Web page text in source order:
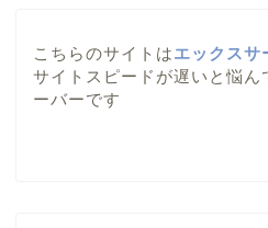
こちらのサイトはエックスサ
サイトスピードが遅いと悩ん
ーバーです